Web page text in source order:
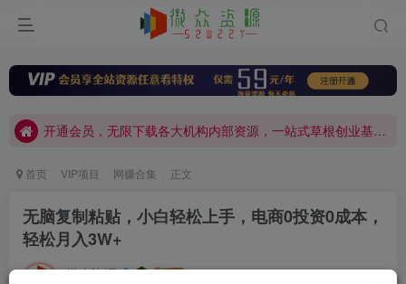
网站加盟：搭建同款本站资源站，日入四位数！
开通会员，无限下载各大机构内部资源，一站式草根创业基地，最新最强网赚教程大全，小投入，大回报！
网站加盟：搭建同款本站资源站，日入四位数！
开通会员，无限下载各大机构内部资源，一站式草根创业基地，最新最强网赚教程大全，小投入，大回报！
首页 VIP项目 网赚合集 正文
无脑复制粘贴，小白轻松上手，电商0投资0成本，
轻松月入3W+
微众资源